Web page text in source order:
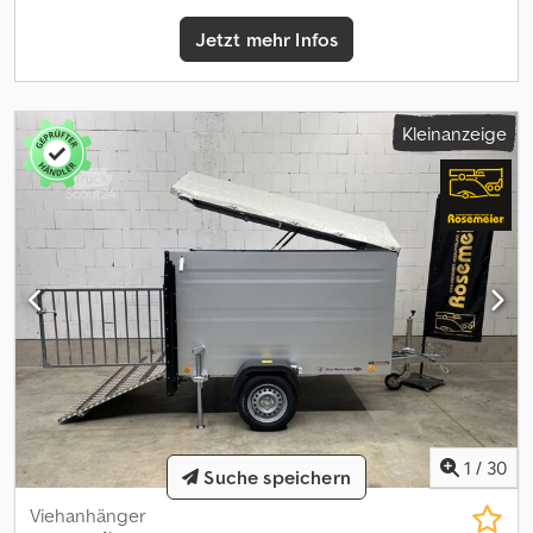
finden Sie online unter Dwedpoy I R Sgsfx Acrja Oder Sie
besuchen uns in Horn-Bad Meinberg  wir freuen uns auf Sie!
Abbildungen können nicht im Serien-Lieferumfang enthaltenes
können Abbildungen und technische Daten geringfügig
abweichen. Irrtümer und Änderungen vorbehalten!
Jetzt mehr Infos
Kleinanzeige
1 / 30
Viehanhänger
Suche speichern